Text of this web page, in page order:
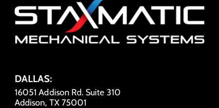
DALLAS:
16051 Addison Rd. Suite 310
Addison, TX 75001